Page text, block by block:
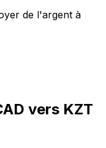
de l'argent à
vers KZT